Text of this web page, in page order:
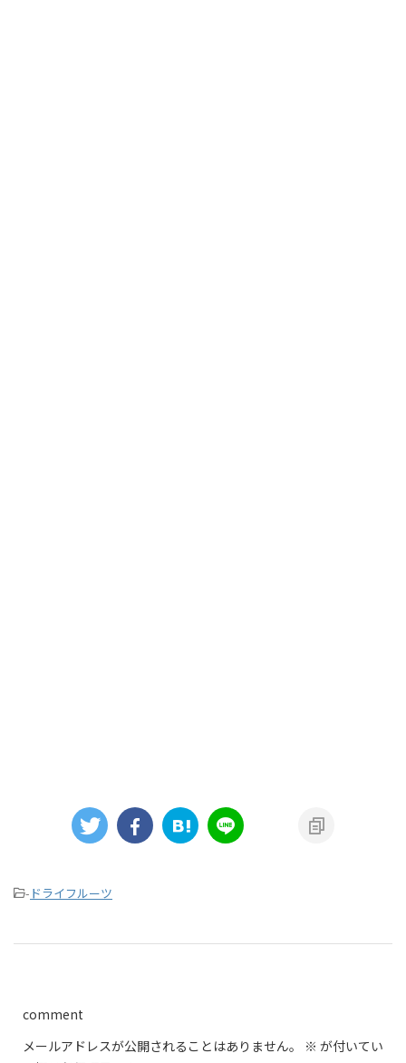
- ドライフルーツ
comment
メールアドレスが公開されることはありません。
※ が付いてい